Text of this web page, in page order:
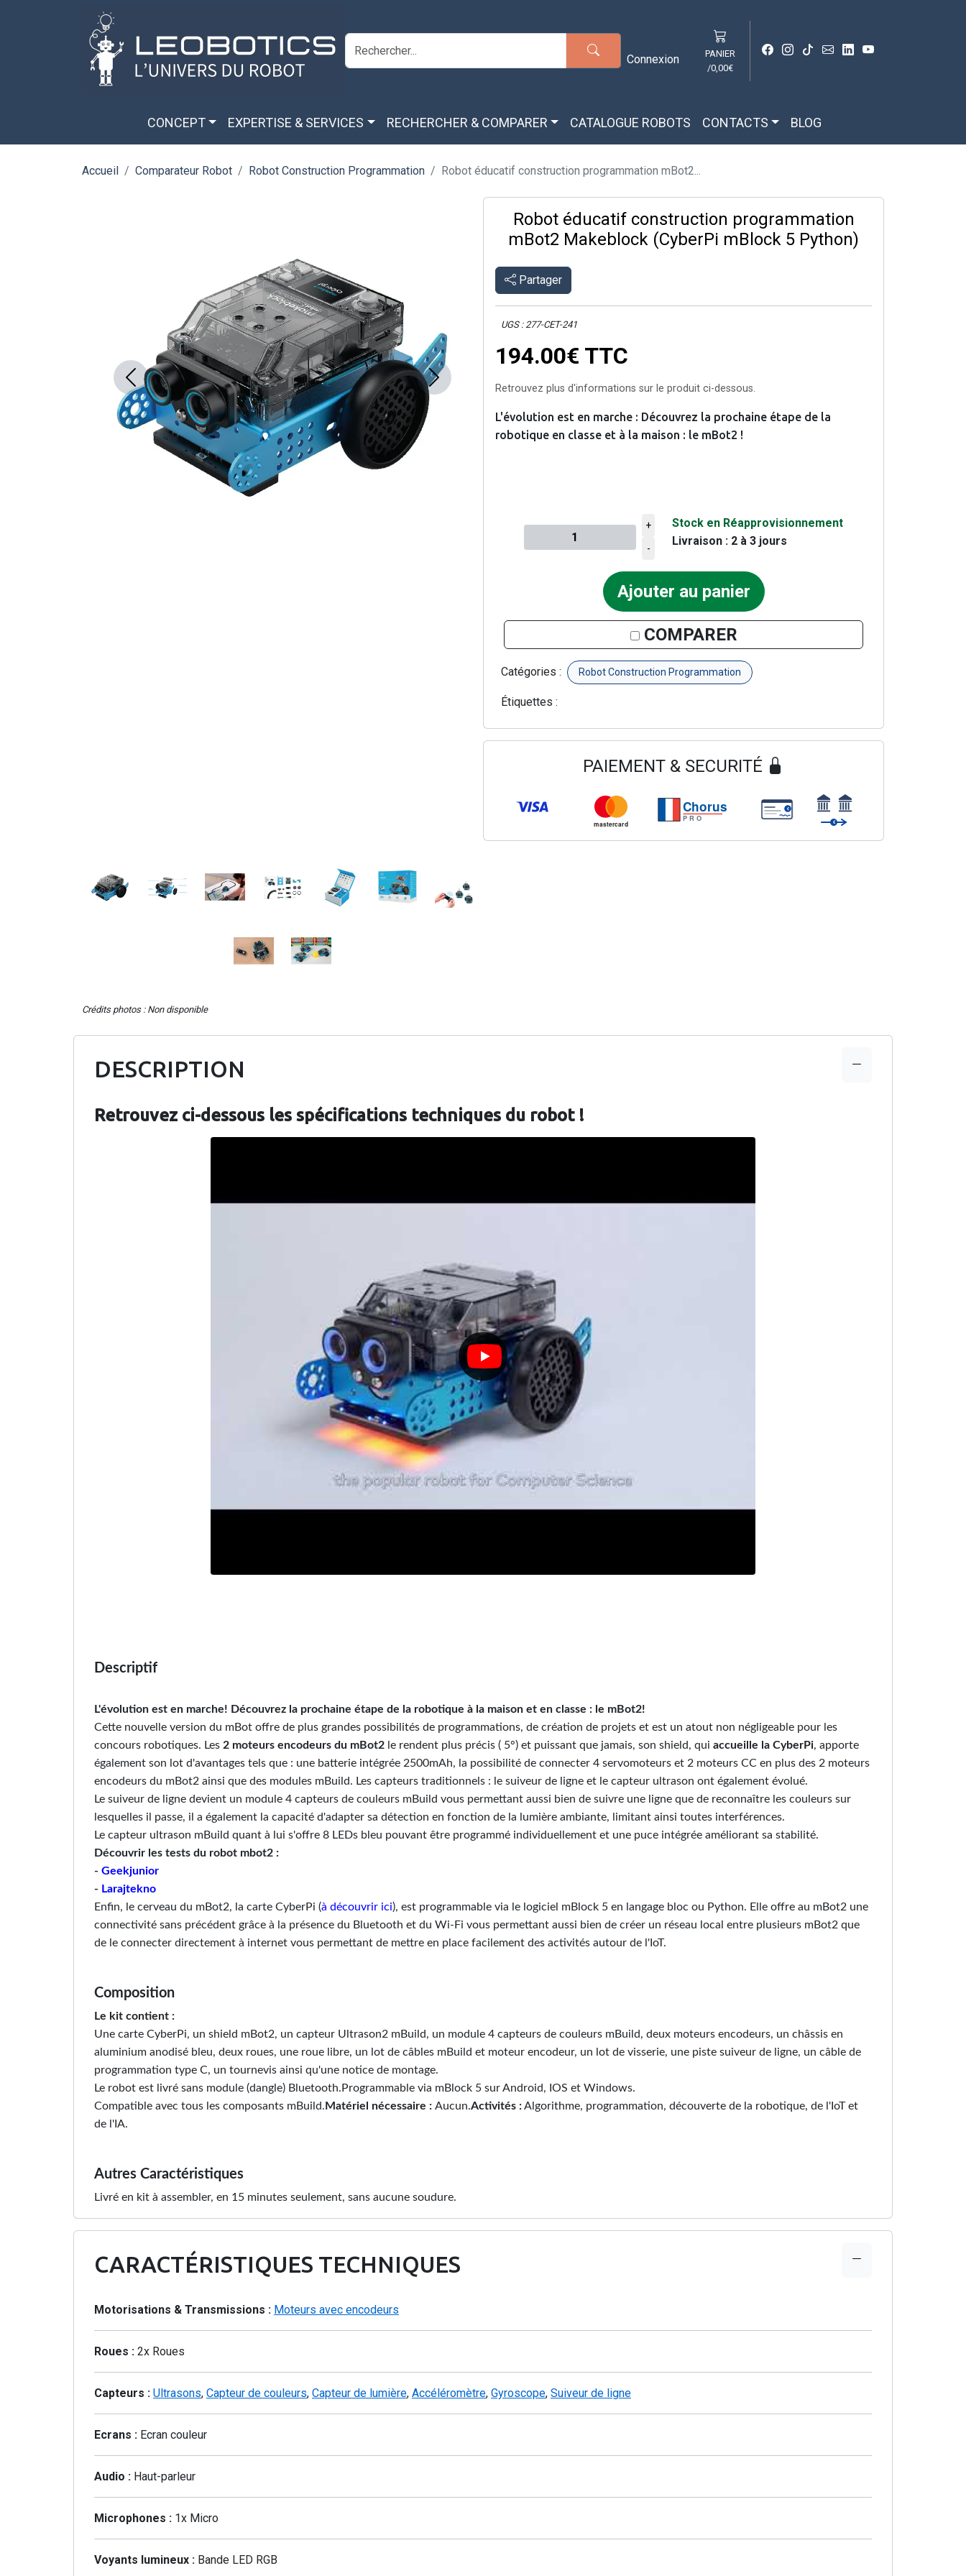
Aller au contenu principal
Connexion
PANIER
/0,00€
CONCEPT EXPERTISE & SERVICES RECHERCHER & COMPARER CATALOGUE ROBOTS CONTACTS BLOG
Accueil Comparateur Robot Robot Construction Programmation Robot éducatif construction programmation mBot2...
Previous Next
Crédits photos : Non disponible
Robot éducatif construction programmation
mBot2 Makeblock (CyberPi mBlock 5 Python)
Partager
UGS : 277-CET-241
194.00€ TTC
Retrouvez plus d'informations sur le produit ci-dessous.
L'évolution est en marche : Découvrez la prochaine étape de la
robotique en classe et à la maison : le mBot2 !
Quantité à ajouter au panier
+
-
Stock en Réapprovisionnement
Livraison : 2 à 3 jours
Ajouter au panier
COMPARER
Catégories : Robot Construction Programmation
Étiquettes :
PAIEMENT & SECURITÉ
mastercard
Chorus
PRO
€
€
DESCRIPTION
Retrouvez ci-dessous les spécifications techniques du robot !
Descriptif
L'évolution est en marche! Découvrez la prochaine étape de la robotique à la maison et en classe : le mBot2!
Cette nouvelle version du mBot offre de plus grandes possibilités de programmations, de création de projets et est un atout non négligeable pour les
concours robotiques. Les 2 moteurs encodeurs du mBot2 le rendent plus précis ( 5°) et puissant que jamais, son shield, qui accueille la CyberPi, apporte
également son lot d'avantages tels que : une batterie intégrée 2500mAh, la possibilité de connecter 4 servomoteurs et 2 moteurs CC en plus des 2 moteurs
encodeurs du mBot2 ainsi que des modules mBuild. Les capteurs traditionnels : le suiveur de ligne et le capteur ultrason ont également évolué.
Le suiveur de ligne devient un module 4 capteurs de couleurs mBuild vous permettant aussi bien de suivre une ligne que de reconnaître les couleurs sur
lesquelles il passe, il a également la capacité d'adapter sa détection en fonction de la lumière ambiante, limitant ainsi toutes interférences.
Le capteur ultrason mBuild quant à lui s'offre 8 LEDs bleu pouvant être programmé individuellement et une puce intégrée améliorant sa stabilité.
Découvrir les tests du robot mbot2 :
- Geekjunior
- Larajtekno
Enfin, le cerveau du mBot2, la carte CyberPi (à découvrir ici), est programmable via le logiciel mBlock 5 en langage bloc ou Python. Elle offre au mBot2 une
connectivité sans précédent grâce à la présence du Bluetooth et du Wi-Fi vous permettant aussi bien de créer un réseau local entre plusieurs mBot2 que
de le connecter directement à internet vous permettant de mettre en place facilement des activités autour de l'IoT.
Composition
Le kit contient :
Une carte CyberPi, un shield mBot2, un capteur Ultrason2 mBuild, un module 4 capteurs de couleurs mBuild, deux moteurs encodeurs, un châssis en
aluminium anodisé bleu, deux roues, une roue libre, un lot de câbles mBuild et moteur encodeur, un lot de visserie, une piste suiveur de ligne, un câble de
programmation type C, un tournevis ainsi qu'une notice de montage.
Le robot est livré sans module (dangle) Bluetooth.Programmable via mBlock 5 sur Android, IOS et Windows.
Compatible avec tous les composants mBuild. Matériel nécessaire : Aucun.Activités :Algorithme, programmation, découverte de la robotique, de l'IoT et
de l'IA.
Autres Caractéristiques
Livré en kit à assembler, en 15 minutes seulement, sans aucune soudure.
CARACTÉRISTIQUES TECHNIQUES
Motorisations & Transmissions : Moteurs avec encodeurs
Roues : 2x Roues
Capteurs : Ultrasons, Capteur de couleurs, Capteur de lumière, Accéléromètre, Gyroscope, Suiveur de ligne
Ecrans : Ecran couleur
Audio : Haut-parleur
Microphones : 1x Micro
Voyants lumineux : Bande LED RGB
Panneau de gestion des cookies